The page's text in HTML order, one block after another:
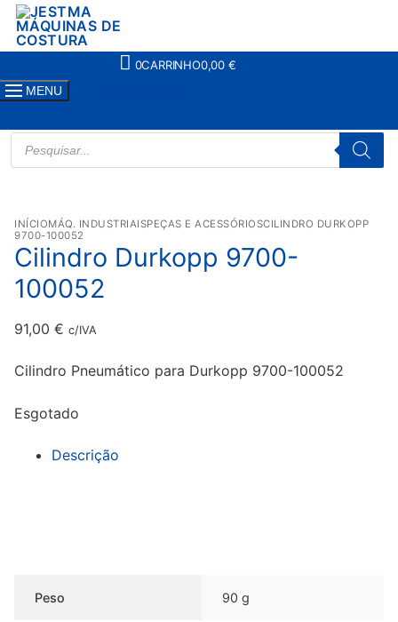
Saltar
para
conteúdo
MENU
0CARRINHO0,00 €
PRODUCTS
SEARCH
INÍCIOMÁQ. INDUSTRIAISPEÇAS E ACESSÓRIOSCILINDRO DURKOPP
9700-100052
Cilindro Durkopp 9700-
100052
91,00 € c/IVA
Cilindro Pneumático para Durkopp 9700-100052
Esgotado
Descrição
Peso 90 g